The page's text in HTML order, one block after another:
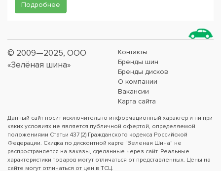
Подробнее
© 2009—2025, ООО
«Зелёная шина»
Контакты
Бренды шин
Бренды дисков
О компании
Вакансии
Карта сайта
Данный сайт носит исключительно информационный характер и ни при
каких условиях не является публичной офертой, определяемой
положениями Статьи 437 (2) Гражданского кодекса Российской
Федерации. Скидка по дисконтной карте "Зеленая Шина" не
распространяется на заказы, сделанные через сайт. Реальные
характеристики товаров могут отличаться от представленных. Цены на
сайте могут отличаться от цен в ТСЦ.